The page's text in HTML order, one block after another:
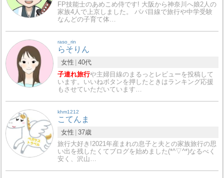
FP技能士のあめこめ侍です! 大阪から神奈川へ娘2人の
家族4人で上京しました。 パパ目線で旅行や中学受験
なんどの子育て体…
raso_rin
らそりん
女性 40代
子連れ旅行や主婦目線のまるっとレビューを投稿して
います。いいねボタンを押したときはランキング応援
もさせていただいています…
khm1212
こてんま
女性 37歳
旅行大好き!2021年産まれの息子と夫との家族旅行の思
い出を残したくてブログを始めました(*^▽^*)なるべく
安く、沢山…